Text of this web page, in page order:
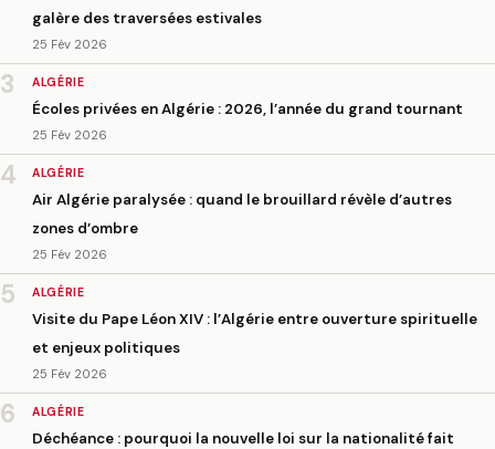
galère des traversées estivales
25 Fév 2026
3 ALGÉRIE
Écoles privées en Algérie : 2026, l’année du grand tournant
25 Fév 2026
4 ALGÉRIE
Air Algérie paralysée : quand le brouillard révèle d’autres
zones d’ombre
25 Fév 2026
5 ALGÉRIE
Visite du Pape Léon XIV : l’Algérie entre ouverture spirituelle
et enjeux politiques
25 Fév 2026
6 ALGÉRIE
Déchéance : pourquoi la nouvelle loi sur la nationalité fait